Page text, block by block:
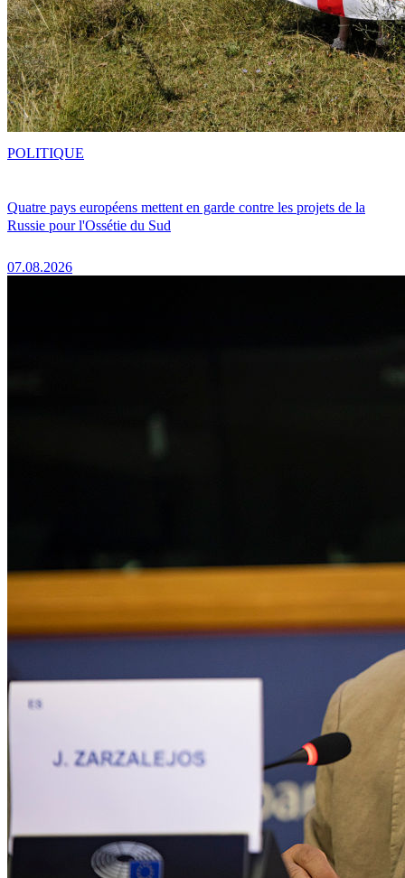
Quatre pays européens mettent en garde contre les projets de la
Russie pour l'Ossétie du Sud
07.08.2026
POLITIQUE